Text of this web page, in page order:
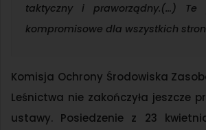
taktyczny i praworządny.(…) Te
kompromisowe dla wszystkich
Komisja Ochrony Środowiska
Leśnictwa nie zakończyła jeszcze
ustawy. Posiedzenie z 23